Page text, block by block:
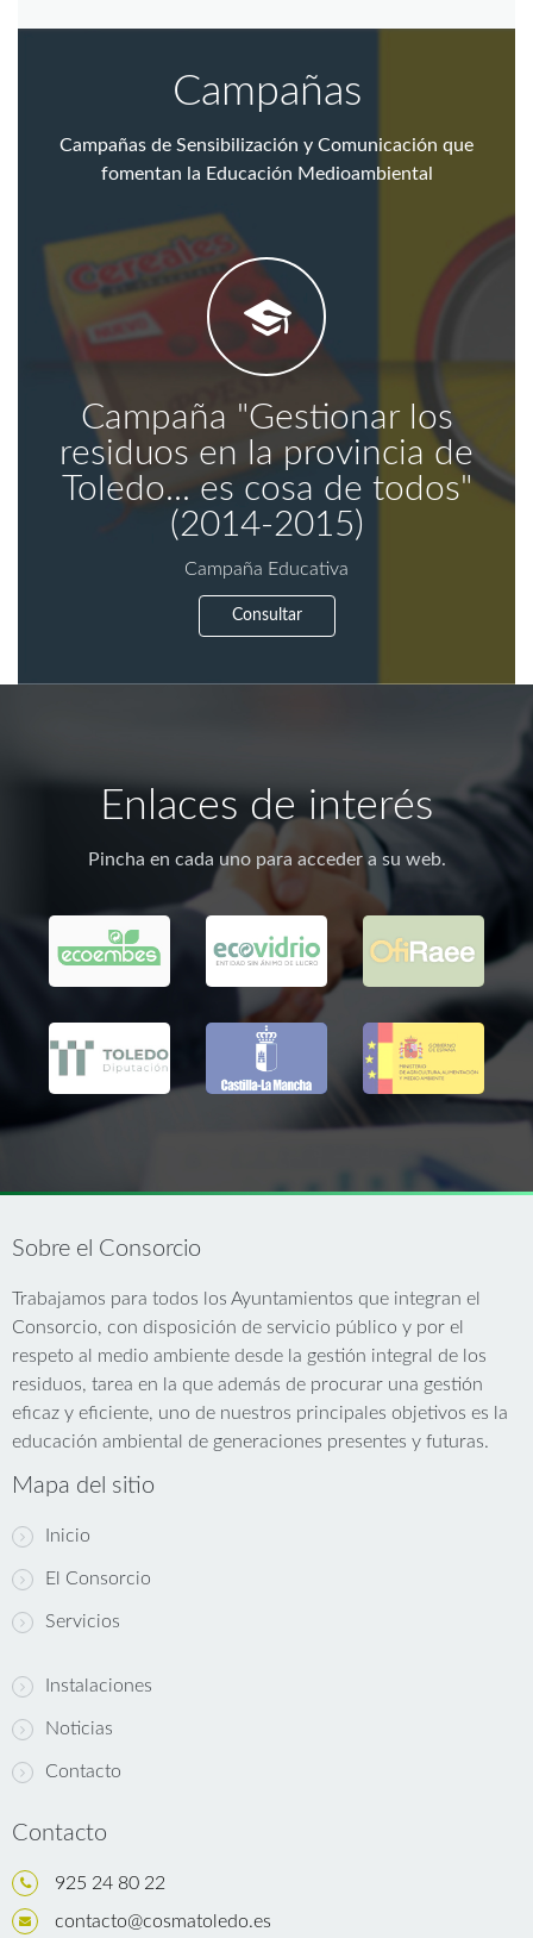
Campañas
Campañas de Sensibilización y Comunicación que
fomentan la Educación Medioambiental
Campaña "Gestionar los
residuos en la provincia de
Toledo... es cosa de todos"
(2014-2015)
Campaña Educativa
Consultar
Enlaces de interés
Pincha en cada uno para acceder a su web.
Sobre el Consorcio
Trabajamos para todos los Ayuntamientos que integran el
Consorcio, con disposición de servicio público y por el
respeto al medio ambiente desde la gestión integral de los
residuos, tarea en la que además de procurar una gestión
eficaz y eficiente, uno de nuestros principales objetivos es la
educación ambiental de generaciones presentes y futuras.
Mapa del sitio
Inicio
El Consorcio
Servicios
Instalaciones
Noticias
Contacto
Contacto
925 24 80 22
contacto@cosmatoledo.es